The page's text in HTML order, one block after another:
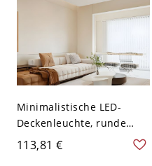
Minimalistische LED-
Deckenleuchte, runde
flache Deckenlampe mit
weichem Acrylschirm -
113,81 €